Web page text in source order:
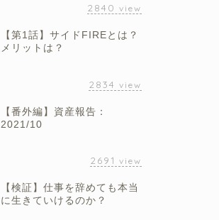
2840 view
【第1話】サイドFIREとは？
メリットは？
2834 view
【番外編】資産報告：
2021/10
2691 view
【検証】仕事を辞めても本当
に生きていけるのか？